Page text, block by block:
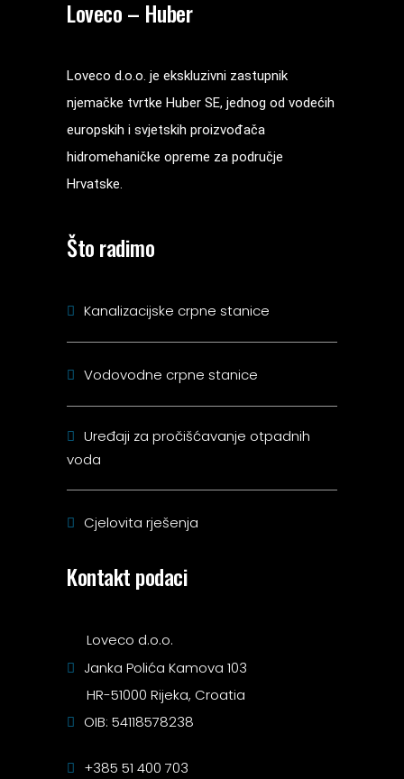
Loveco – Huber
Loveco d.o.o. je ekskluzivni zastupnik
njemačke tvrtke Huber SE, jednog od vodećih
europskih i svjetskih proizvođača
hidromehaničke opreme za područje
Hrvatske.
Što radimo
Kanalizacijske crpne stanice
Vodovodne crpne stanice
Uređaji za pročišćavanje otpadnih
voda
Cjelovita rješenja
Kontakt podaci
Loveco d.o.o.
Janka Polića Kamova 103
HR-51000 Rijeka, Croatia
OIB: 54118578238
+385 51 400 703